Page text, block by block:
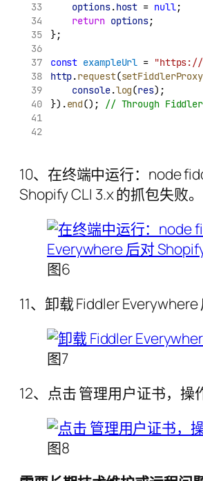
options.host = null;
return options;
};
const exampleUrl = "https://
http.request(setFiddlerProxy
console.log(res);
}).end(); // Through
10、在终端中运行：node
Shopify CLI 3.x 的抓包失败
图6
11、卸载 Fiddler
图7
12、点击 管理用户证书，
图8